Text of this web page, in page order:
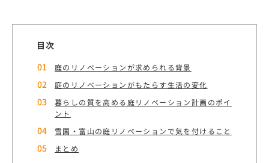
目次
庭のリノベーションが求められる背景
庭のリノベーションがもたらす生活の変化
暮らしの質を高める庭リノベーション計画のポイ
ント
雪国・富山の庭リノベーションで気を付けること
まとめ